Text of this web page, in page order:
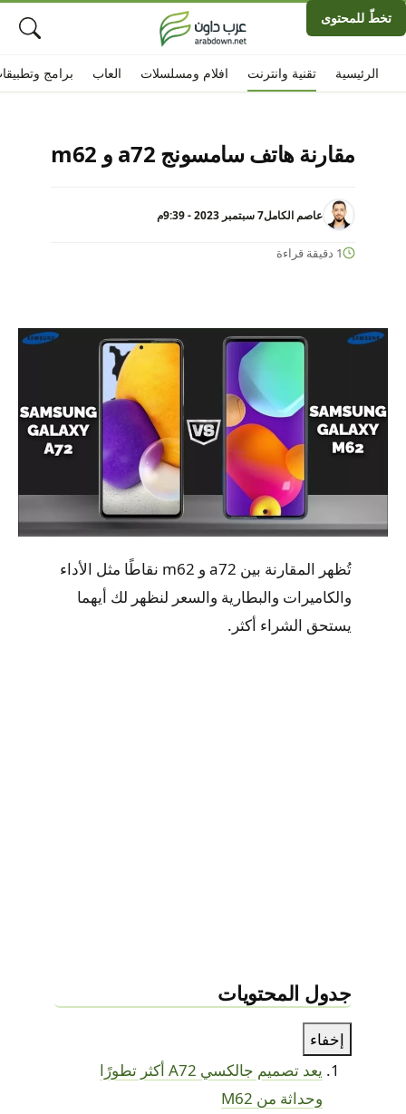
تخطّ للمحتوى
الرئيسية افلام ومسلسلات تقنية وانترنت العاب برامج
مقارنة هاتف سامسونج a72 و m62
عاصم الكامل7 سبتمبر 2023 - 9:39م
1 دقيقة قراءة
تُظهر المقارنة بين a72 و m62 نقاطًا مثل الأداء
والكاميرات والبطارية والسعر لنظهر لك أيهما
يستحق الشراء أكثر.
جدول المحتويات
إخفاء
يعد تصميم جالكسي A72 أكثر تطورًا
وحداثة من M62